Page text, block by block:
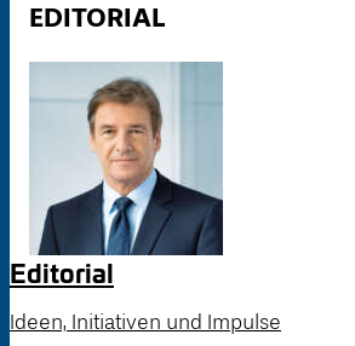
EDITORIAL
Editorial
Ideen, Initiativen und Impulse